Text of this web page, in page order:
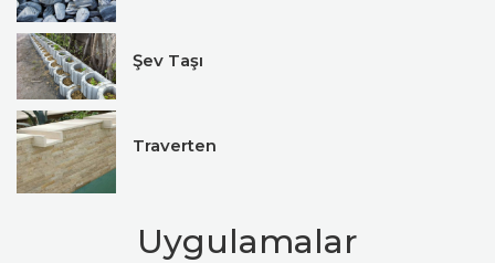
Şev Taşı
Traverten
Uygulamalar